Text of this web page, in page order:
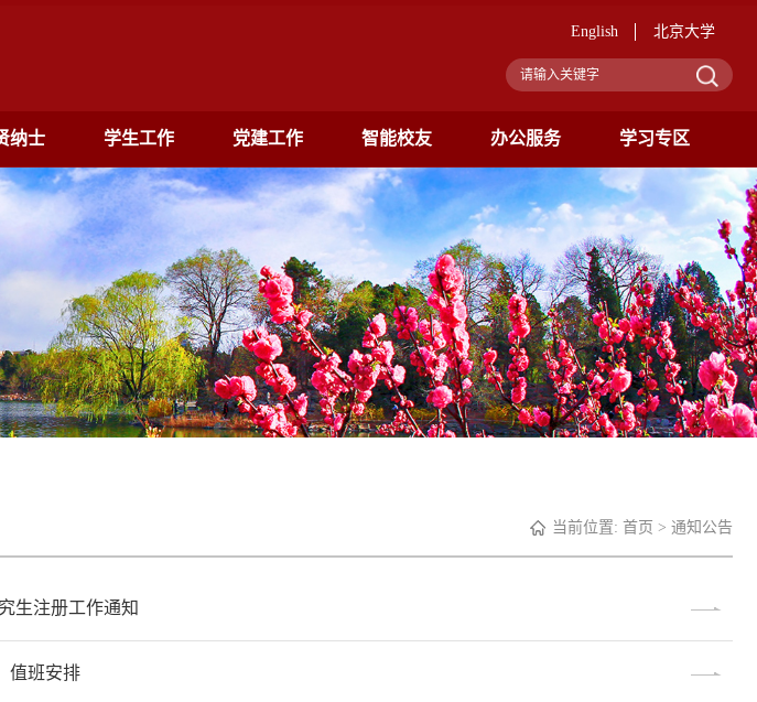
English 北京大学
纳士 学生工作 党建工作 智能校友 办公服务 学习专区
当前位置: 首页 > 通知公告
生注册工作通知
值班安排